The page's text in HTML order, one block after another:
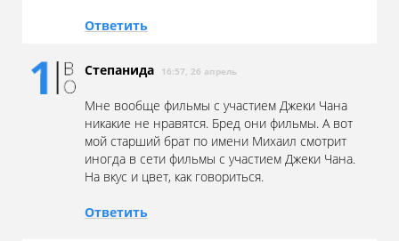
Ответить
Степанида 16:57, 26 апрель
Мне вообще фильмы с участием Джеки Чана
никакие не нравятся. Бред они фильмы. А вот
мой старший брат по имени Михаил смотрит
иногда в сети фильмы с участием Джеки Чана.
На вкус и цвет, как говориться.
Ответить